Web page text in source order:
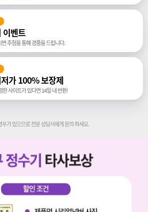
이벤트
추첨을 통해 경품을 드립니다.
가 100% 보장제
한 사이트가 있다면 14일 내 반환!
가 있으므로 전문 상담사에게 문의 하세요.